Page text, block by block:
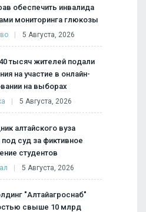
обеспечить инвалида
мониторинга глюкозы
5 Августа, 2026
тысяч жителей подали
на участие в онлайн-
на выборах
5 Августа, 2026
алтайского вуза
под суд за фиктивное
студентов
5 Августа, 2026
"Алтайагроснаб"
свыше 10 млрд